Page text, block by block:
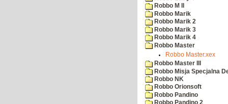
Robbo M II
Robbo Marik
Robbo Marik 2
Robbo Marik 3
Robbo Marik 4
Robbo Master
Robbo Master.xex
Robbo Master III
Robbo Misja Specjalna
Robbo NK
Robbo Orionsoft
Robbo Pandino
Robbo Pandino 2